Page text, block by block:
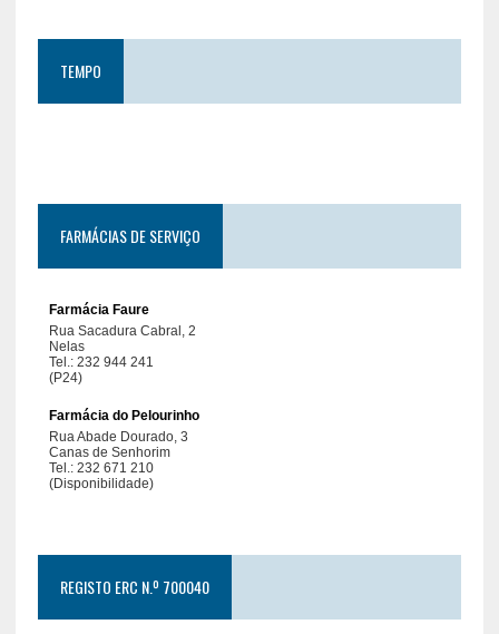
TEMPO
FARMÁCIAS DE SERVIÇO
REGISTO ERC N.º 700040